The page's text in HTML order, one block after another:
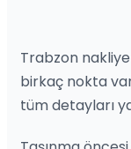
Trabzon
birkaç nokta
tüm detayları